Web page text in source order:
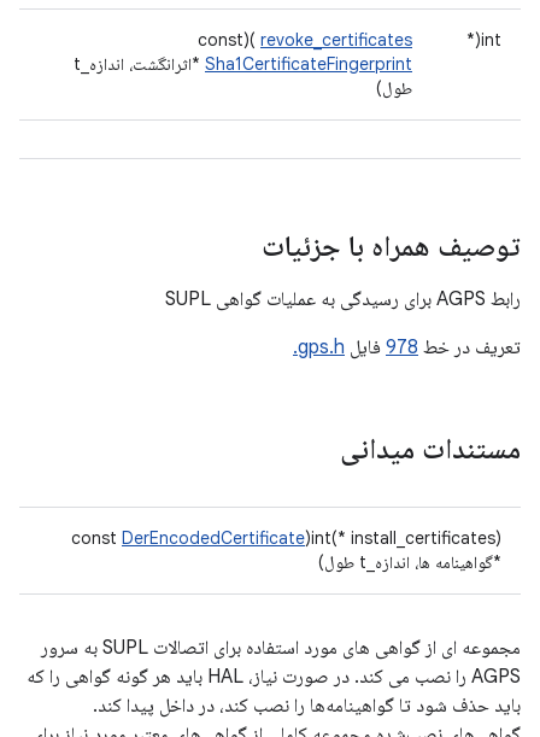
int(*
revoke_certificates
)(const
Sha1CertificateFingerprint
*اثرانگشت، اندازه_t
طول)
توصیف همراه با جزئیات
رابط AGPS برای رسیدگی به عملیات گواهی SUPL
تعریف در خط 978 فایل gps.h.
مستندات میدانی
int(* install_certificates)(const
DerEncodedCertificate
*گواهینامه ها، اندازه_t طول)
مجموعه ای از گواهی های مورد استفاده برای اتصالات SUPL به سرور
AGPS را نصب می کند. در صورت نیاز، HAL باید هر گونه گواهی را که
باید حذف شود تا گواهینامه‌ها را نصب کند، در داخل پیدا کند.